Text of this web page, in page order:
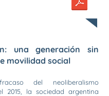
una generación sin
movilidad social
del neoliberalismo
2015, la sociedad argentina